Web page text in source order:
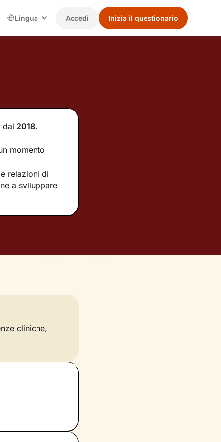
Lingua Accedi Inizia il questionario
dal 2018.
momento
relazioni di
a sviluppare
cliniche,